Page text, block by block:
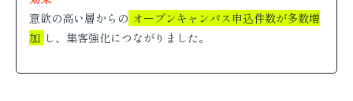
意欲の高い層からの オープンキャンパス申込件数が多数増
加 し、集客強化につながりました。